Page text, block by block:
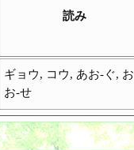
読み
ギョウ, コウ, あお-ぐ, お
お-せ